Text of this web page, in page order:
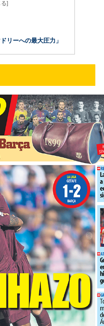
リーへの最大圧力」